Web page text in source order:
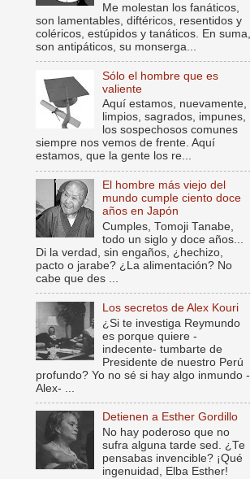
Me molestan los fanáticos,
son lamentables, diftéricos, resentidos y
coléricos, estúpidos y tanáticos. En suma,
son antipáticos, su monserga...
Sólo el hombre que es
valiente
Aquí estamos, nuevamente,
limpios, sagrados, impunes,
los sospechosos comunes
siempre nos vemos de frente. Aquí
estamos, que la gente los re...
El hombre más viejo del
mundo cumple ciento doce
años en Japón
Cumples, Tomoji Tanabe,
todo un siglo y doce años...
Di la verdad, sin engaños, ¿hechizo,
pacto o jarabe? ¿La alimentación? No
cabe que des ...
Los secretos de Alex Kouri
¿Si te investiga Reymundo
es porque quiere -
indecente- tumbarte de
Presidente de nuestro Perú
profundo? Yo no sé si hay algo inmundo -
Alex- ...
Detienen a Esther Gordillo
No hay poderoso que no
sufra alguna tarde sed. ¿Te
pensabas invencible? ¡Qué
ingenuidad, Elba Esther!